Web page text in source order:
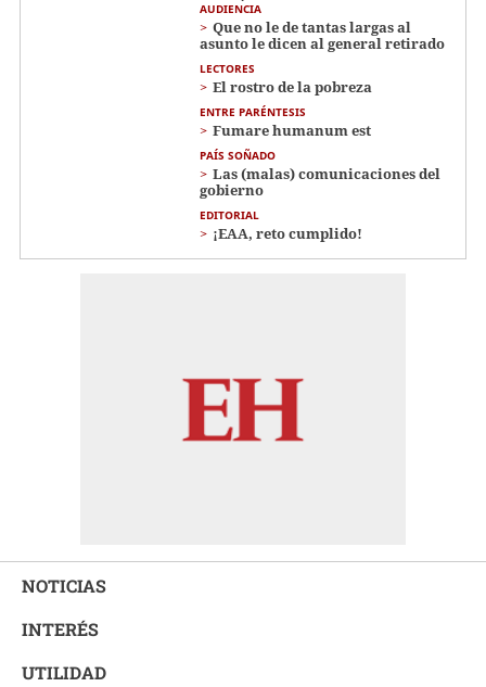
AUDIENCIA
Que no le de tantas largas al
asunto le dicen al general retirado
LECTORES
El rostro de la pobreza
ENTRE PARÉNTESIS
Fumare humanum est
PAÍS SOÑADO
Las (malas) comunicaciones del
gobierno
EDITORIAL
¡EAA, reto cumplido!
NOTICIAS
INTERÉS
UTILIDAD